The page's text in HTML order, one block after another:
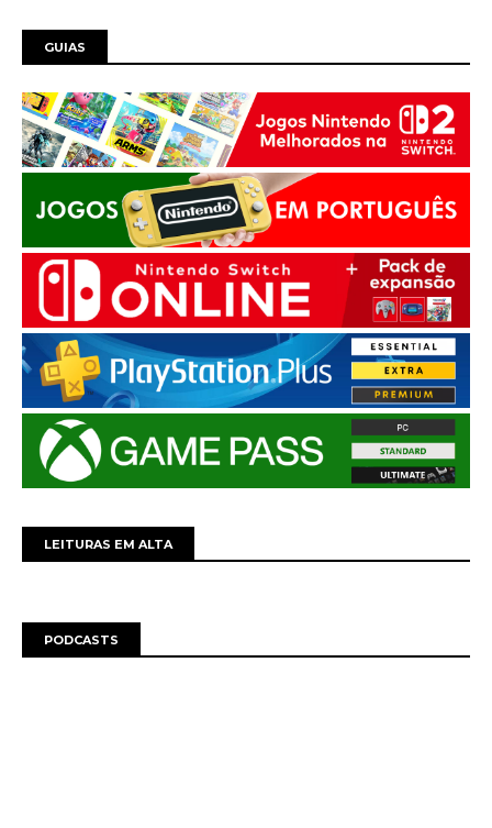
GUIAS
LEITURAS EM ALTA
PODCASTS